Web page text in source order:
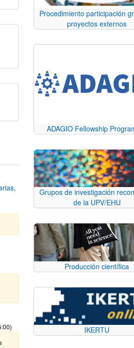
Procedimiento participación
proyectos externos
ADAGIO Fellowship
Grupos de investigación
de la UPV/EHU
Producción científica
IKERTU